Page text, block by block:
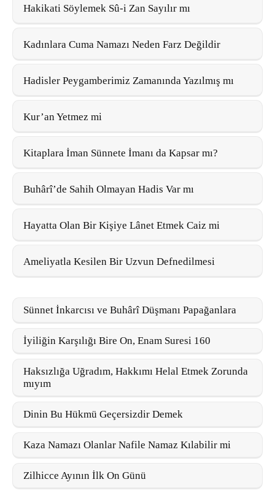
Hakikati Söylemek Sû-i Zan Sayılır mı
Kadınlara Cuma Namazı Neden Farz Değildir
Hadisler Peygamberimiz Zamanında Yazılmış mı
Kur’an Yetmez mi
Kitaplara İman Sünnete İmanı da Kapsar mı?
Buhârî’de Sahih Olmayan Hadis Var mı
Hayatta Olan Bir Kişiye Lânet Etmek Caiz mi
Ameliyatla Kesilen Bir Uzvun Defnedilmesi
Sünnet İnkarcısı ve Buhârî Düşmanı Papağanlara
İyiliğin Karşılığı Bire On, Enam Suresi 160
Haksızlığa Uğradım, Hakkımı Helal Etmek Zorunda
mıyım
Dinin Bu Hükmü Geçersizdir Demek
Kaza Namazı Olanlar Nafile Namaz Kılabilir mi
Zilhicce Ayının İlk On Günü